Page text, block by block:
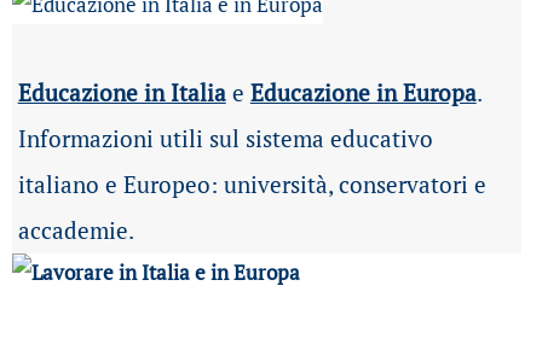
Educazione in Italiae Educazione in Europa.
Informazioni utili sul sistema educativo
italiano e Europeo: università, conservatori e
accademie.